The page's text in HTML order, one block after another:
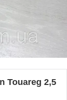
Touareg 2,5